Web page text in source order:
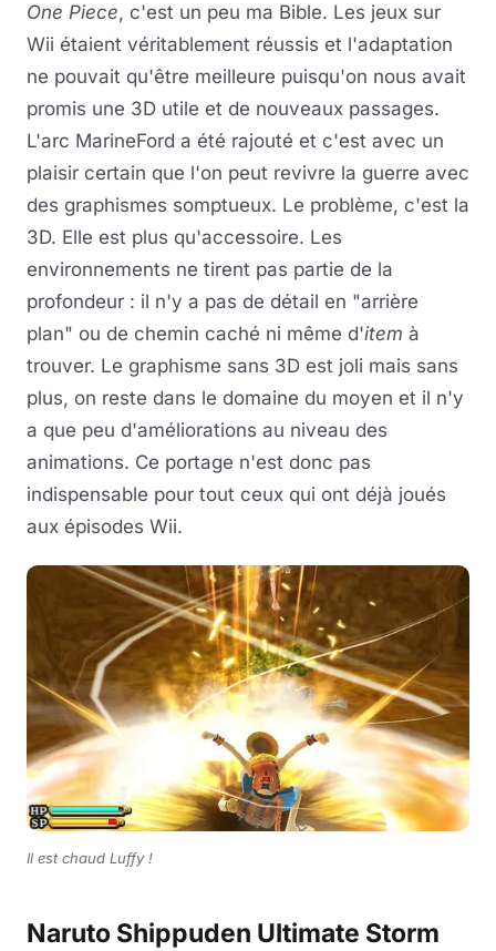
One Piece, c'est un peu ma Bible. Les jeux sur
Wii étaient véritablement réussis et l'adaptation
ne pouvait qu'être meilleure puisqu'on nous avait
promis une 3D utile et de nouveaux passages.
L'arc MarineFord a été rajouté et c'est avec un
plaisir certain que l'on peut revivre la guerre avec
des graphismes somptueux. Le problème, c'est la
3D. Elle est plus qu'accessoire. Les
environnements ne tirent pas partie de la
profondeur : il n'y a pas de détail en "arrière
plan" ou de chemin caché ni même d'item à
trouver. Le graphisme sans 3D est joli mais sans
plus, on reste dans le domaine du moyen et il n'y
a que peu d'améliorations au niveau des
animations. Ce portage n'est donc pas
indispensable pour tout ceux qui ont déjà joués
aux épisodes Wii.
Il est chaud Luffy !
Naruto Shippuden Ultimate Storm